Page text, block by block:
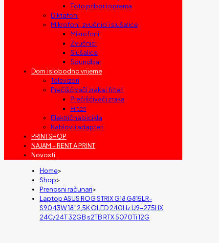
Foto pribor i oprema
Diktafoni
Mikrofoni, zvučnici i slušalice
Mikrofoni
Zvučnici
Slušalice
Soundbar
Dom i slobodno vrijeme
Televizori
Prečišćivači zraka i filteri
Prečišćivači zraka
Filteri
Električna bicikla
Kablovi i adapteri
PRINTSHOP
NAJAM – RENT A PRINT
Novosti
Home>
Shop>
Prenosni računari>
Laptop ASUS ROG STRIX G18 G815LR-
S9043W 18″2,5K OLED 240Hz U9-275HX
24C/24T 32GB s2TB RTX 5070Ti 12G